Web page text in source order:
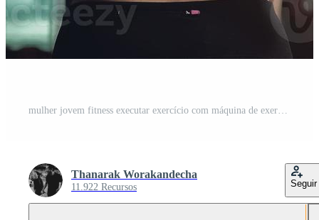
Thanarak Worakandecha
11.922 Recursos Seguir